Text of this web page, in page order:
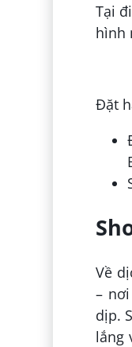
Tại
hình
Đặt
Về
–
dịp.
lắng